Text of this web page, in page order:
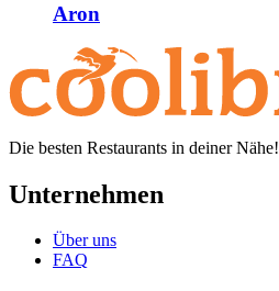
Aron
Die besten Restaurants in deiner Nähe!
Unternehmen
Über uns
FAQ